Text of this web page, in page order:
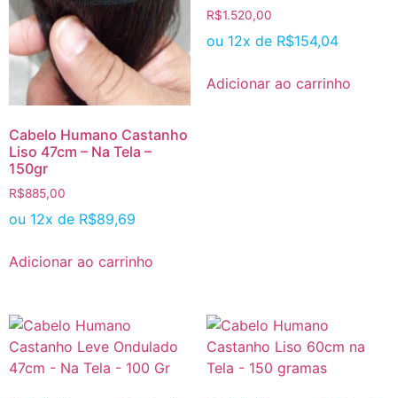
Cabelo Humano Castanho
Liso 47cm – Na Tela –
150gr
R$885,00
ou 12x de R$89,69
Adicionar ao carrinho
R$1.520,00
ou 12x de R$154,04
Adicionar ao carrinho